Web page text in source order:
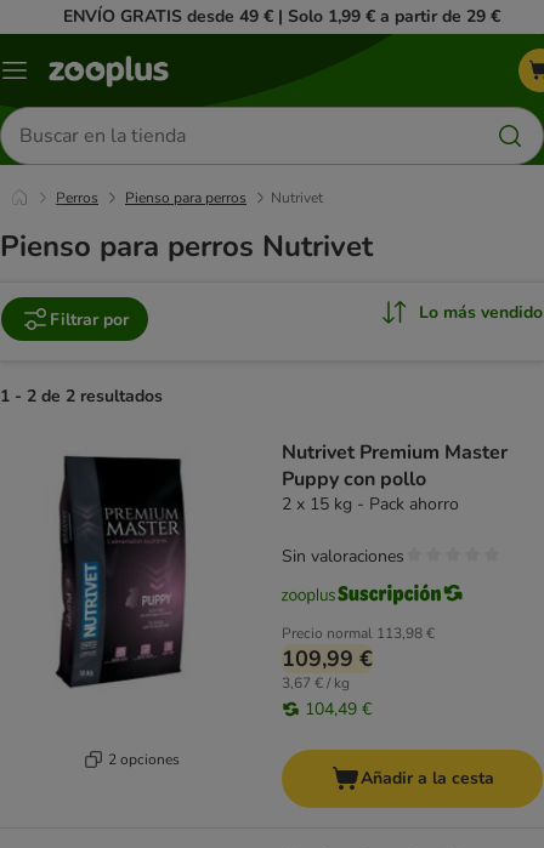
ENVÍO GRATIS desde 49 € | Solo 1,99 € a partir de 29 €
Menú
Buscar
productos
Perros Pienso para perros Nutrivet
Pienso para perros Nutrivet
Filtrar por Lo más vendido
1 - 2 de 2 resultados
2 opciones
Nutrivet Premium Master
Puppy con pollo
2 x 15 kg - Pack ahorro
Precio normal 113,98 €
109,99 €
3,67 € / kg
104,49 €
Sin valoraciones
Añadir a la cesta